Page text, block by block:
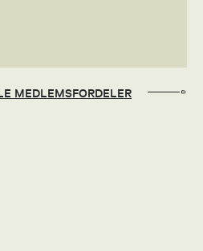
MEDLEMSFORDELER